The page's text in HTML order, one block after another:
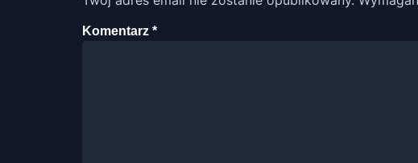
Komentarz *